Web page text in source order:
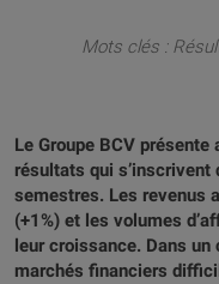
Mots clés :
Le Groupe BCV
résultats qui s’inscrivent
semestres. Les revenus
(+1%) et les volumes
leur croissance. Dans
marchés financiers